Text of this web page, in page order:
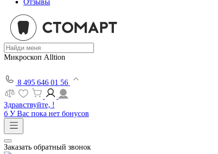
Отзывы
Микроскоп Alltion
8 495 646 01 56
Здравствуйте, !
б У Вас пока нет бонусов
Заказать обратный звонок